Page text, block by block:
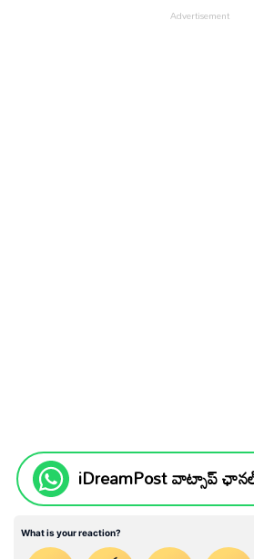
iDreamPost వాట్సాప్